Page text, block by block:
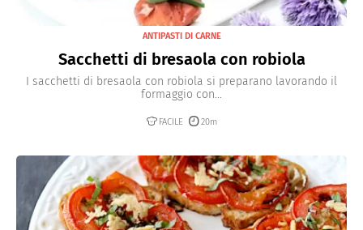
ANTIPASTI DI CARNE
Sacchetti di bresaola con robiola
I sacchetti di bresaola con robiola si preparano lavorando il
formaggio con...
FACILE 20m